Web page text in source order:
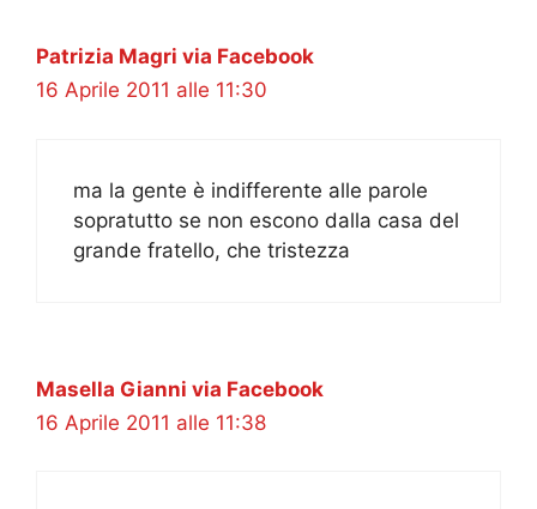
Patrizia Magri via Facebook
16 Aprile 2011 alle 11:30
ma la gente è indifferente alle parole
sopratutto se non escono dalla casa del
grande fratello, che tristezza
Masella Gianni via Facebook
16 Aprile 2011 alle 11:38